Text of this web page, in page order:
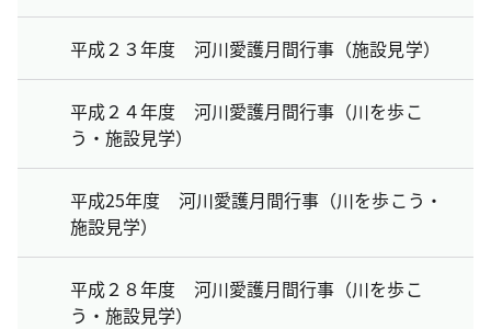
平成２３年度 河川愛護月間行事（施設見学）
平成２４年度 河川愛護月間行事（川を歩こ
う・施設見学）
平成25年度 河川愛護月間行事（川を歩こう・
施設見学）
平成２８年度 河川愛護月間行事（川を歩こ
う・施設見学）